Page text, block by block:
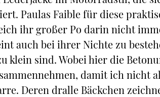
Paulas Faible für diese
ihr großer Po darin nicht
auch bei ihrer Nichte zu
klein sind. Wobei hier die
damit ich nicht
Deren dralle Bäckchen